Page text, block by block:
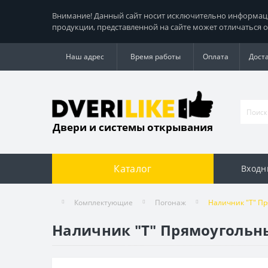
Внимание! Данный сайт носит исключительно
продукции, представленной на сайте может
Наш адрес Время работы Оплата
Двери и системы открывания
Каталог
Комплектующие Погонаж Наличник "Т"
Наличник "Т"